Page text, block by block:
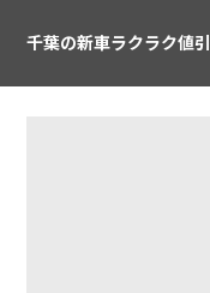
千葉の新車ラクラク値